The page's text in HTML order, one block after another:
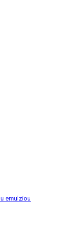
emulziou